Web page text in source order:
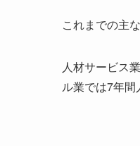
これまでの主
人材サービス
ル業では7年